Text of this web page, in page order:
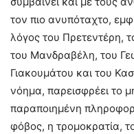
τον πιο ανυπόταχτο,
λόγος του Πρετεντέρη,
του Μανδραβέλη, του
Γιακουμάτου και του
νόημα, παρεισφρέει το
παραποιημένη
φόβος, η τρομοκρατία,